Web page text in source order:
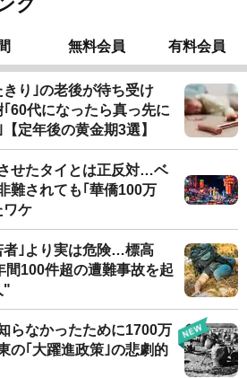
無料会員 有料会員
り｣の老後が待ち受け
60代になったら真っ先に
定年後の黄金期3選】
せたタイとは正反対…ベ
難されても｢華僑100万
ワケ
者｣より実は危険…標高
間100件超の遭難事故を起
"
らなかったために1700万
の｢大躍進政策｣の悲劇的